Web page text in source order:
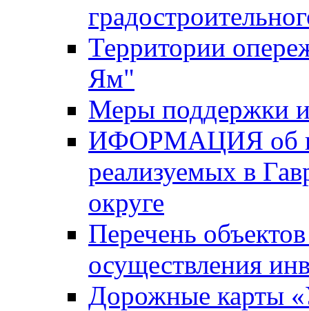
Территории
Ям"
Меры поддержки
ИФОРМАЦИЯ об
реализуемых в
округе
Перечень
осуществления
Дорожные карты